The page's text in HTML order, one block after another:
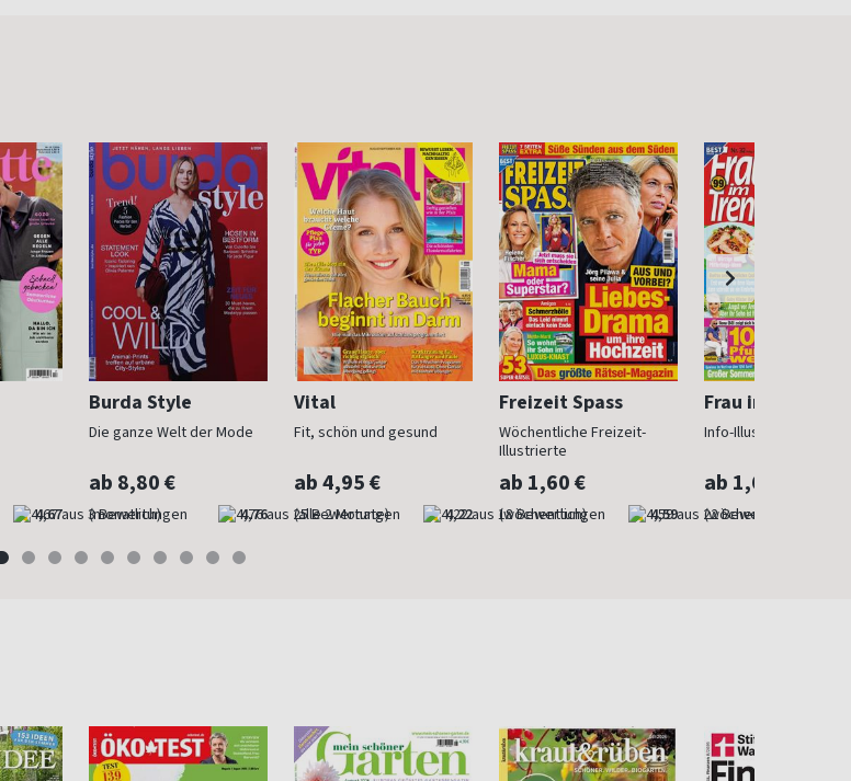
4,67
Burda Style
Die ganze Welt der Mode
ab 8,80 €
(monatlich) 4,76
Vital
Fit, schön und gesund
ab 4,95 €
(alle 2 Monate) 4,22
Freizeit Spass
Wöchentliche Freizeit-
Illustrierte
ab 1,60 €
(wöchentlich) 4,59
Frau im Trend
Info-Illustrierte für
ab 1,60 €
(wöchentlich)